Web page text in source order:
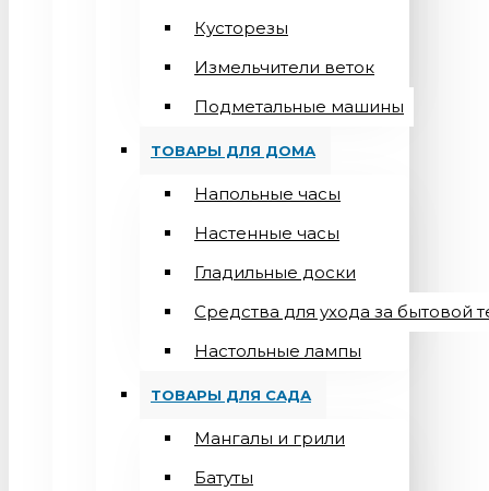
Кусторезы
Измельчители веток
Подметальные машины
ТОВАРЫ ДЛЯ ДОМА
Напольные часы
Настенные часы
Гладильные доски
Средства для ухода за бытовой
Настольные лампы
ТОВАРЫ ДЛЯ САДА
Мангалы и грили
Батуты